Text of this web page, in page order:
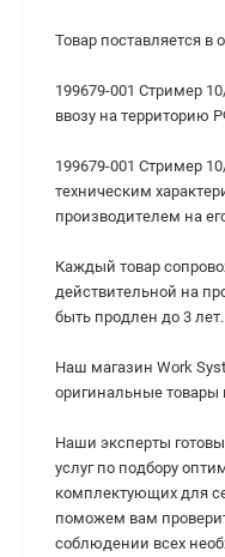
Товар поставляется в
199679-001 Стример
ввозу на территорию
199679-001 Стример
техническим
производителем на
Каждый товар
действительной на
быть продлен до 3 лет.
Наш магазин Work
оригинальные товары
Наши эксперты
услуг по подбору
комплектующих для
поможем вам
соблюдении всех